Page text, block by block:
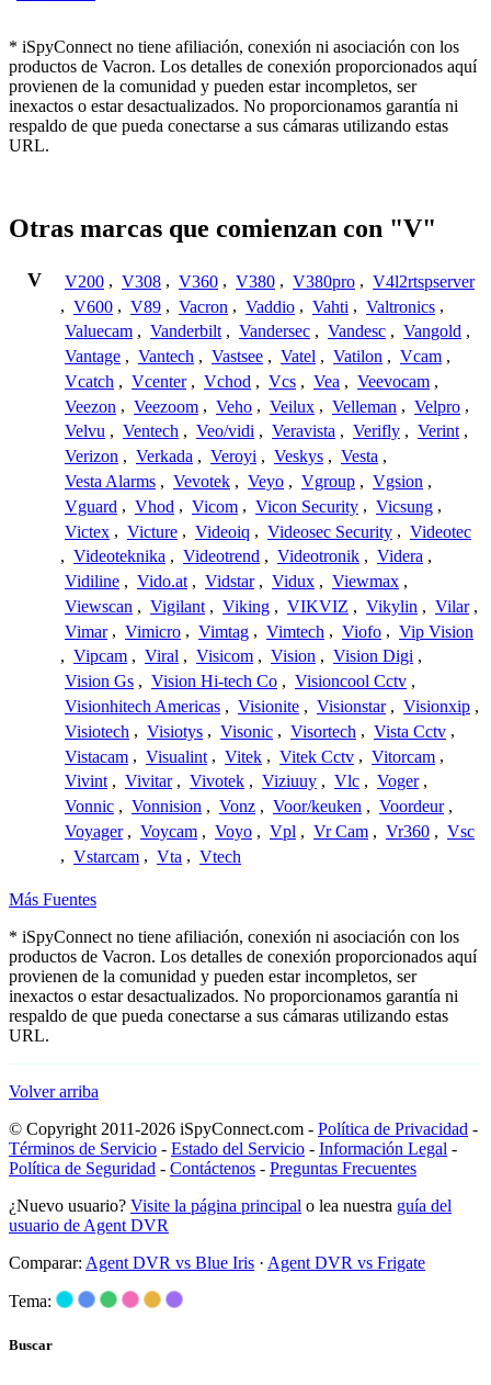
* iSpyConnect no tiene afiliación, conexión ni asociación con los
productos de Vacron. Los detalles de conexión proporcionados aquí
provienen de la comunidad y pueden estar incompletos, ser
inexactos o estar desactualizados. No proporcionamos garantía ni
respaldo de que pueda conectarse a sus cámaras utilizando estas
URL.
Otras marcas que comienzan con "V"
V V200 , V308 , V360 , V380 , V380pro , V4l2rtspserver
, V600 , V89 , Vacron , Vaddio , Vahti , Valtronics ,
Valuecam , Vanderbilt , Vandersec , Vandesc , Vangold ,
Vantage , Vantech , Vastsee , Vatel , Vatilon , Vcam ,
Vcatch , Vcenter , Vchod , Vcs , Vea , Veevocam ,
Veezon , Veezoom , Veho , Veilux , Velleman , Velpro ,
Velvu , Ventech , Veo/vidi , Veravista , Verifly , Verint ,
Verizon , Verkada , Veroyi , Veskys , Vesta ,
Vesta Alarms , Vevotek , Veyo , Vgroup , Vgsion ,
Vguard , Vhod , Vicom , Vicon Security , Vicsung ,
Victex , Victure , Videoiq , Videosec Security , Videotec
, Videoteknika , Videotrend , Videotronik , Videra ,
Vidiline , Vido.at , Vidstar , Vidux , Viewmax ,
Viewscan , Vigilant , Viking , VIKVIZ , Vikylin , Vilar ,
Vimar , Vimicro , Vimtag , Vimtech , Viofo , Vip Vision
, Vipcam , Viral , Visicom , Vision , Vision Digi ,
Vision Gs , Vision Hi-tech Co , Visioncool Cctv ,
Visionhitech Americas , Visionite , Visionstar , Visionxip ,
Visiotech , Visiotys , Visonic , Visortech , Vista Cctv ,
Vistacam , Visualint , Vitek , Vitek Cctv , Vitorcam ,
Vivint , Vivitar , Vivotek , Viziuuy , Vlc , Voger ,
Vonnic , Vonnision , Vonz , Voor/keuken , Voordeur ,
Voyager , Voycam , Voyo , Vpl , Vr Cam , Vr360 , Vsc
, Vstarcam , Vta , Vtech
Más Fuentes
* iSpyConnect no tiene afiliación, conexión ni asociación con los
productos de Vacron. Los detalles de conexión proporcionados aquí
provienen de la comunidad y pueden estar incompletos, ser
inexactos o estar desactualizados. No proporcionamos garantía ni
respaldo de que pueda conectarse a sus cámaras utilizando estas
URL.
Volver arriba
© Copyright 2011-2026 iSpyConnect.com - Política de Privacidad -
Términos de Servicio - Estado del Servicio - Información Legal -
Política de Seguridad - Contáctenos - Preguntas Frecuentes
¿Nuevo usuario? Visite la página principal o lea nuestra guía del
usuario de Agent DVR
Comparar: Agent DVR vs Blue Iris · Agent DVR vs Frigate
Tema:
Buscar